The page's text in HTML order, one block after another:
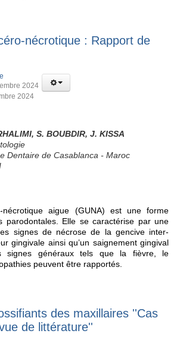
nécrotique : Rapport de
2024
2024
S. BOUBDIR, J. KISSA
Dentaire de Casablanca - Maroc
nécrotique aigue (GUNA) est une forme
parodontales. Elle se caractérise par une
signes de nécrose de la gencive inter-
gingivale ainsi qu’un saignement gingival
signes généraux tels que la fièvre, le
peuvent être rapportés.
des maxillaires ''Cas
de littérature''